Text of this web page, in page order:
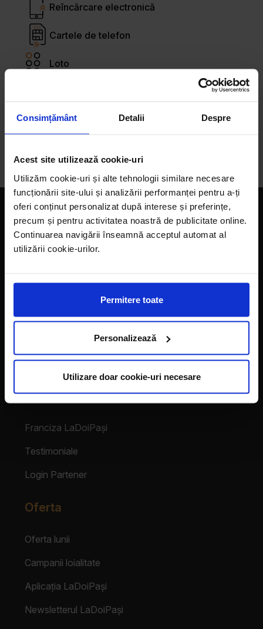
Consimțământ Detalii Despre
Acest site utilizează cookie-uri
Utilizăm cookie-uri și alte tehnologii similare necesare
funcționării site-ului și analizării performanței pentru a-ți
oferi conținut personalizat după interese și preferințe,
precum și pentru activitatea noastră de publicitate online.
Continuarea navigării înseamnă acceptul automat al
utilizării cookie-urilor.
Permitere toate
Personalizează
Utilizare doar cookie-uri necesare
Reîncărcare electronică
Cartele de telefon
Loto
Plată cu cardul
Companie
Magazine
Hora reciclării
Vecinii au talent
Despre franciză
Franciza LaDoiPași
Testimoniale
Login Partener
Oferta
Oferta lunii
Campanii loialitate
Aplicația LaDoiPași
Newsletterul LaDoiPași